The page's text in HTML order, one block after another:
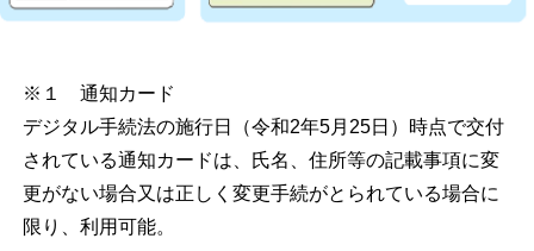
※１ 通知カード
デジタル手続法の施行日（令和2年5月25日）時点で交付
されている通知カードは、氏名、住所等の記載事項に変
更がない場合又は正しく変更手続がとられている場合に
限り、利用可能。